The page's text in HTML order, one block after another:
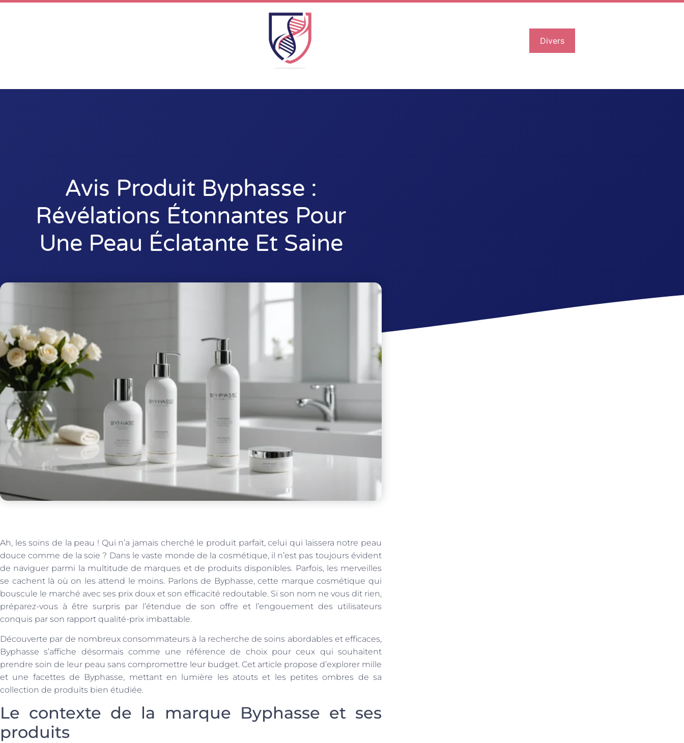
Divers
Avis Produit Byphasse :
Révélations Étonnantes Pour
Une Peau Éclatante Et Saine
Ah, les soins de la peau ! Qui n’a jamais cherché le produit parfait, celui qui laissera notre peau
douce comme de la soie ? Dans le vaste monde de la cosmétique, il n’est pas toujours évident
de naviguer parmi la multitude de marques et de produits disponibles. Parfois, les merveilles
se cachent là où on les attend le moins. Parlons de Byphasse, cette marque cosmétique qui
bouscule le marché avec ses prix doux et son efficacité redoutable. Si son nom ne vous dit rien,
préparez-vous à être surpris par l’étendue de son offre et l’engouement des utilisateurs
conquis par son rapport qualité-prix imbattable.
Découverte par de nombreux consommateurs à la recherche de soins abordables et efficaces,
Byphasse s’affiche désormais comme une référence de choix pour ceux qui souhaitent
prendre soin de leur peau sans compromettre leur budget. Cet article propose d’explorer mille
et une facettes de Byphasse, mettant en lumière les atouts et les petites ombres de sa
collection de produits bien étudiée.
Le contexte de la marque Byphasse et ses
produits